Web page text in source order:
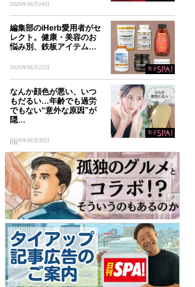
2026年06月24日
編集部のiHerb愛用者がセ
レクト。健康・美容のお
悩み別、鉄板アイテム…
2026年06月22日
なんか顔色が悪い、いつ
もだるい…年齢でも過労
でもない“意外な原因”が
隠…
2026年06月30日
PR